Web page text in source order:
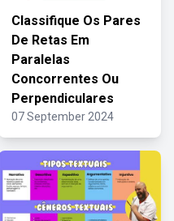
Classifique Os Pares
De Retas Em
Paralelas
Concorrentes Ou
Perpendiculares
07 September 2024